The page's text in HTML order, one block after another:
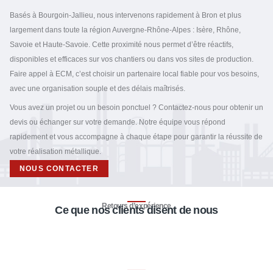
Basés à Bourgoin-Jallieu, nous intervenons rapidement à Bron et plus
largement dans toute la région Auvergne-Rhône-Alpes : Isère, Rhône,
Savoie et Haute-Savoie. Cette proximité nous permet d’être réactifs,
disponibles et efficaces sur vos chantiers ou dans vos sites de production.
Faire appel à ECM, c’est choisir un partenaire local fiable pour vos besoins,
avec une organisation souple et des délais maîtrisés.
Vous avez un projet ou un besoin ponctuel ? Contactez-nous pour obtenir un
devis ou échanger sur votre demande. Notre équipe vous répond
rapidement et vous accompagne à chaque étape pour garantir la réussite de
votre réalisation métallique.
NOUS CONTACTER
Retours d’expérience
Ce que nos clients disent de nous